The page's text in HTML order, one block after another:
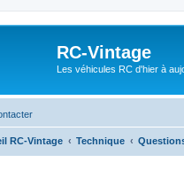
RC-Vintage
Les véhicules RC d'hier à
RC-Vintage Technique